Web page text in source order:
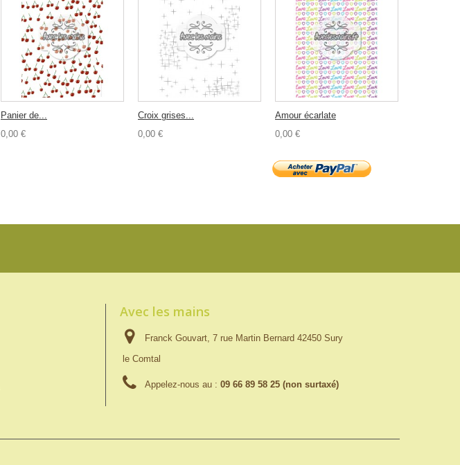
Panier de...
0,00 €
Croix grises...
0,00 €
Amour écarlate
0,00 €
Avec les mains
Franck Gouvart, 7 rue Martin Bernard 42450 Sury
le Comtal
Appelez-nous au : 09 66 89 58 25 (non surtaxé)